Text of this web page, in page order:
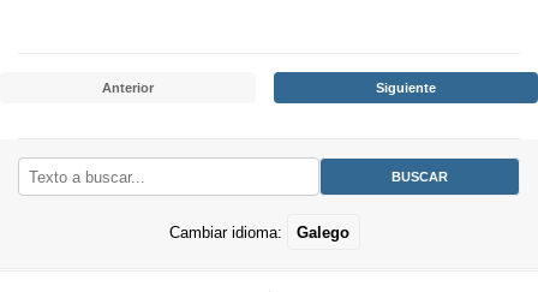
Anterior Siguiente
Cambiar idioma: Galego